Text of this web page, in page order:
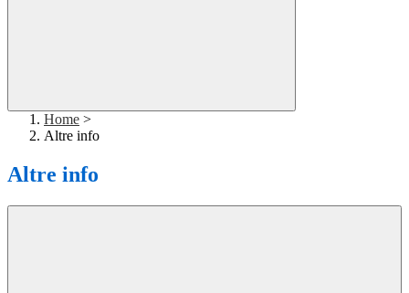
Home >
Altre info
Altre info